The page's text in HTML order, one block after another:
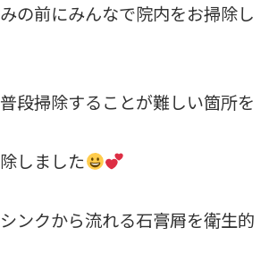
の前にみんなで院内をお掃除し
段掃除することが難しい箇所を
しました
ンクから流れる石膏屑を衛生的